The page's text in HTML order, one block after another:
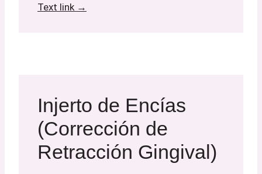
Text link →
Injerto de Encías
(Corrección de
Retracción Gingival)